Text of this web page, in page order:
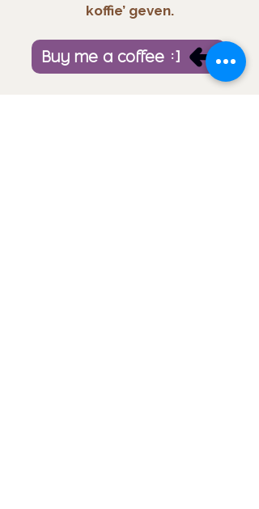
koffie’ geven.
Buy me a coffee :)